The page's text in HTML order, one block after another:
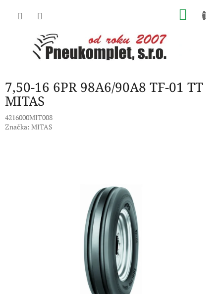
7,50-16 6PR 98A6/90A8 TF-01 TT
MITAS
4216000MIT008
Značka: MITAS